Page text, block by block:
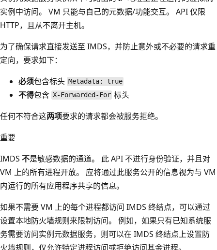
实例中访问。 VM 只能与自己的元数据/功能交互。 API 仅限
HTTP，且从不离开主机。
为了确保请求直接发送至 IMDS，并防止意外或不必要的请求重
定向，要求如下：
必须包含标头 Metadata: true
不得包含 X-Forwarded-For 标头
任何不符合这两项要求的请求都会被服务拒绝。
重要
IMDS 不是敏感数据的通道。 此 API 不进行身份验证，并且对
VM 上的所有进程开放。 应将通过此服务公开的信息视为与 VM
内运行的所有应用程序共享的信息。
如果不需要 VM 上的每个进程都访问 IMDS 终结点，可以通过
设置本地防火墙规则来限制访问。 例如，如果只有已知系统服
务需要访问实例元数据服务，则可以在 IMDS 终结点上设置防
火墙规则，仅允许特定进程访问或拒绝访问其余进程。